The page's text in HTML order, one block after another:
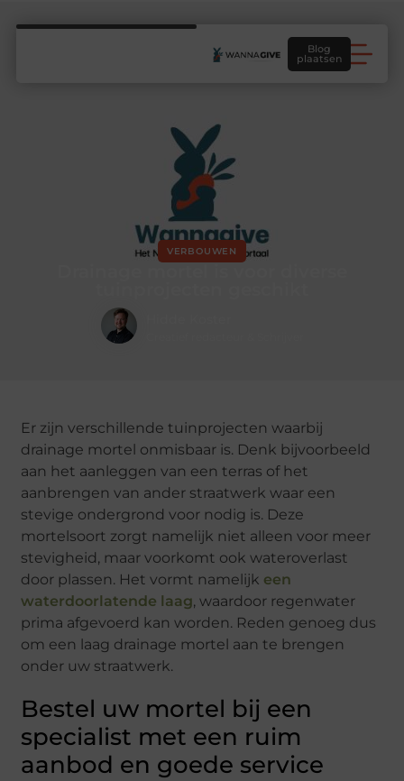
Blog
plaatsen
VERBOUWEN
Er zijn verschillende tuinprojecten waarbij
drainage mortel onmisbaar is. Denk bijvoorbeeld
aan het aanleggen van een terras of het
aanbrengen van ander straatwerk waar een
stevige ondergrond voor nodig is. Deze
mortelsoort zorgt namelijk niet alleen voor meer
stevigheid, maar voorkomt ook wateroverlast
door plassen. Het vormt namelijk een
waterdoorlatende laag, waardoor regenwater
prima afgevoerd kan worden. Reden genoeg dus
om een laag drainage mortel aan te brengen
onder uw straatwerk.
Bestel uw mortel bij een
specialist met een ruim
aanbod en goede service